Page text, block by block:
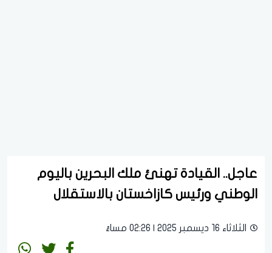
عاجل.. القيادة تهنئ ملك البحرين باليوم
الوطني ورئيس كازاخستان بالاستقلال
الثلاثاء 16 ديسمبر 2025 | 02:26 مساءً